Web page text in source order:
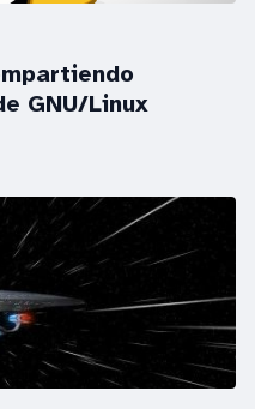
GNU/Linux